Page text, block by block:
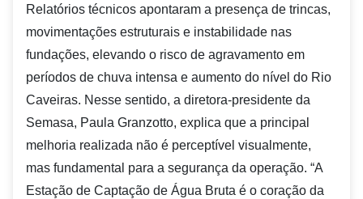
Relatórios técnicos apontaram a presença de trincas,
movimentações estruturais e instabilidade nas
fundações, elevando o risco de agravamento em
períodos de chuva intensa e aumento do nível do Rio
Caveiras. Nesse sentido, a diretora-presidente da
Semasa, Paula Granzotto, explica que a principal
melhoria realizada não é perceptível visualmente,
mas fundamental para a segurança da operação. “A
Estação de Captação de Água Bruta é o coração da